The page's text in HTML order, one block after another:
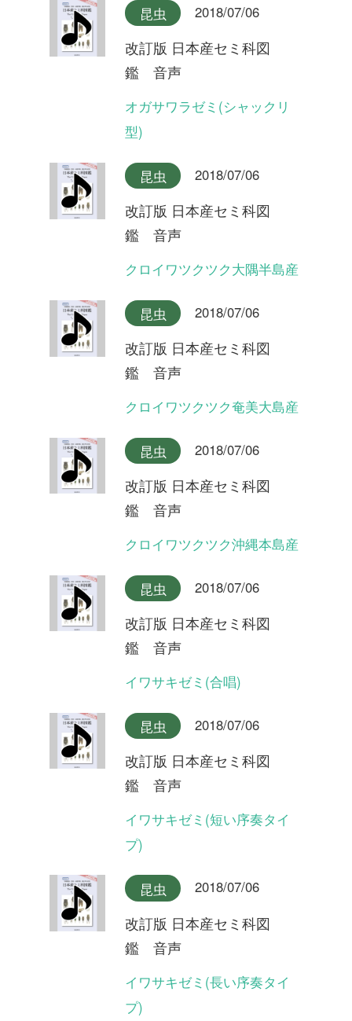
改訂版 日本産セミ科図
鑑 音声
イワサキゼミ(合唱)
改訂版 日本産セミ科図
イワサキゼミ(短い序奏タイ
改訂版 日本産セミ科図
イワサキゼミ(長い序奏タイ
改訂版 日本産セミ科図
鑑 音声
オオシマゼミ沖縄本島産(合
2018/07/06
改訂版 日本産セミ科図
鑑 音声
オオシマゼミ沖縄本島産
鑑 音声
唱)
改訂版 日本産セミ科図
鑑 音声
オオシマゼミ奄美大島産
昆虫 2018/07/06
改訂版 日本産セミ科図
オオシマゼミ奄美大島産(長